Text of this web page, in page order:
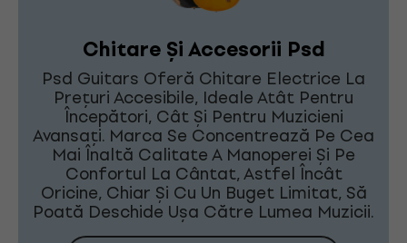
Chitare Și Accesorii Psd
Psd Guitars Oferă Chitare Electrice La
Prețuri Accesibile, Ideale Atât Pentru
Începători, Cât Și Pentru Muzicieni
Avansați. Marca Se Concentrează Pe Cea
Mai Înaltă Calitate A Manoperei Și Pe
Confortul La Cântat, Astfel Încât
Oricine, Chiar Și Cu Un Buget Limitat, Să
Poată Deschide Ușa Către Lumea Muzicii.